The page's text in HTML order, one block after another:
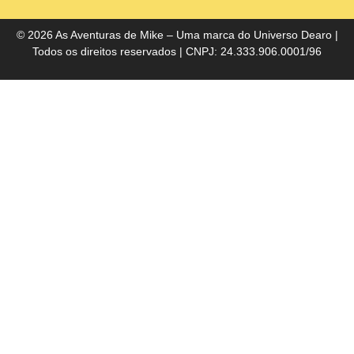
© 2026 As Aventuras de Mike – Uma marca do Universo Dearo|
Todos os direitos reservados | CNPJ: 24.333.906.0001/96